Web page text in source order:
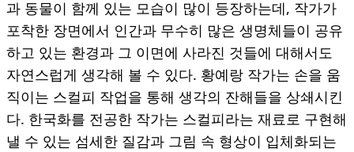
과 동물이 함께 있는 모습이 많이 등장하는데, 작가가
포착한 장면에서 인간과 무수히 많은 생명체들이 공유
하고 있는 환경과 그 이면에 사라진 것들에 대해서도
자연스럽게 생각해 볼 수 있다. 황예랑 작가는 손을 움
직이는 스컬피 작업을 통해 생각의 잔해들을 상쇄시킨
다. 한국화를 전공한 작가는 스컬피라는 재료로 구현해
낼 수 있는 섬세한 질감과 그림 속 형상이 입체화되는